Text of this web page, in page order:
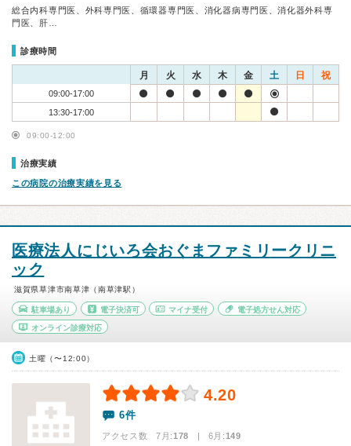
総合内科専門医、外科専門医、循環器専門医、消化器病専門医、消化器外科専
門医、肝…
診療時間
月 火 水 木 金 土 日 祝
09:00-17:00
13:30-17:00
09:00-12:00
治療実績
この病院の治療実績を見る
医療法人にじいろ会おぐまファミリークリニ
ック
滋賀県草津市南草津（南草津駅）
駐車場あり 電子決済可 マイナ受付 電子処方せん対応
オンライン診療対応
土曜（〜12:00）
4.20
6件
アクセス数 7月:178 | 6月:149